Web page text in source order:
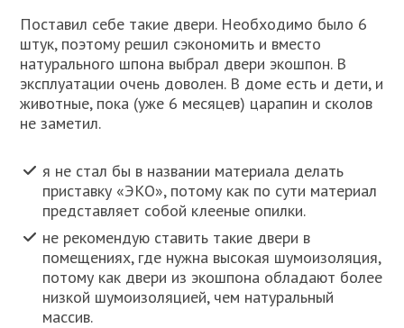
Поставил себе такие двери. Необходимо было 6
штук, поэтому решил сэкономить и вместо
натурального шпона выбрал двери экошпон. В
эксплуатации очень доволен. В доме есть и дети, и
животные, пока (уже 6 месяцев) царапин и сколов
не заметил.
я не стал бы в названии материала делать
приставку «ЭКО», потому как по сути материал
представляет собой клееные опилки.
не рекомендую ставить такие двери в
помещениях, где нужна высокая шумоизоляция,
потому как двери из экошпона обладают более
низкой шумоизоляцией, чем натуральный
массив.